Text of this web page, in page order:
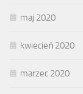
maj 2020
kwiecień 2020
marzec 2020